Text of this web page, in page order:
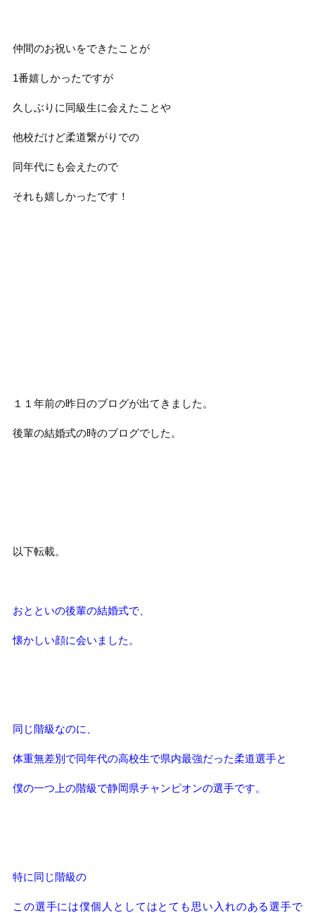
仲間のお祝いをできたことが
1番嬉しかったですが
久しぶりに同級生に会えたことや
他校だけど柔道繋がりでの
同年代にも会えたので
それも嬉しかったです！
１１年前の昨日のブログが出てきました。
後輩の結婚式の時のブログでした。
以下転載。
おとといの後輩の結婚式で、
懐かしい顔に会いました。
同じ階級なのに、
体重無差別で同年代の高校生で県内最強だった柔道選手と
僕の一つ上の階級で静岡県チャンピオンの選手です。
特に同じ階級の
この選手には僕個人としてはとても思い入れのある選手で